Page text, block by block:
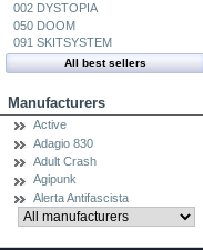
002 DYSTOPIA
050 DOOM
091 SKITSYSTEM
All best sellers
Manufacturers
Active
Adagio 830
Adult Crash
Agipunk
Alerta Antifascista